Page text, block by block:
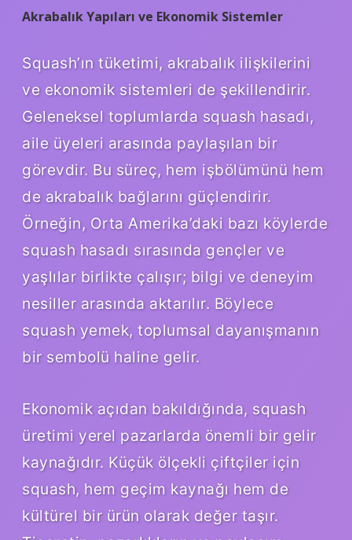
Akrabalık Yapıları ve Ekonomik Sistemler
Squash’ın tüketimi, akrabalık ilişkilerini
ve ekonomik sistemleri de şekillendirir.
Geleneksel toplumlarda squash hasadı,
aile üyeleri arasında paylaşılan bir
görevdir. Bu süreç, hem işbölümünü hem
de akrabalık bağlarını güçlendirir.
Örneğin, Orta Amerika’daki bazı köylerde
squash hasadı sırasında gençler ve
yaşlılar birlikte çalışır; bilgi ve deneyim
nesiller arasında aktarılır. Böylece
squash yemek, toplumsal dayanışmanın
bir sembolü haline gelir.
Ekonomik açıdan bakıldığında, squash
üretimi yerel pazarlarda önemli bir gelir
kaynağıdır. Küçük ölçekli çiftçiler için
squash, hem geçim kaynağı hem de
kültürel bir ürün olarak değer taşır.